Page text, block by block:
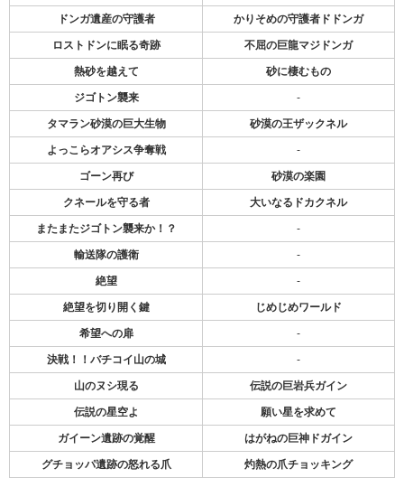
ドンガ遺産の守護者 かりそめの守護者ドドンガ
ロストドンに眠る奇跡 不屈の巨龍マジドンガ
熱砂を越えて 砂に棲むもの
ジゴトン襲来 -
タマラン砂漠の巨大生物 砂漠の王ザックネル
よっこらオアシス争奪戦 -
ゴーン再び 砂漠の楽園
クネールを守る者 大いなるドカクネル
またまたジゴトン襲来か！？ -
輸送隊の護衛 -
絶望 -
絶望を切り開く鍵 じめじめワールド
希望への扉 -
決戦！！バチコイ山の城 -
山のヌシ現る 伝説の巨岩兵ガイン
伝説の星空よ 願い星を求めて
ガイーン遺跡の覚醒 はがねの巨神ドガイン
グチョッパ遺跡の怒れる爪 灼熱の爪チョッキング